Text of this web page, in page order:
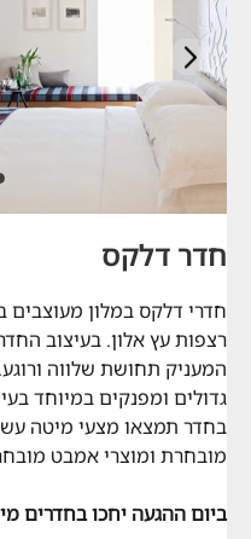
הבא
חדר דלקס
חדרי דלקס במלון מעוצבים
רצפות עץ אלון. בעיצוב
המעניק תחושת שלווה
גדולים ומפנקים במיוחד
מובחרת ומוצרי אמבט
ביום ההגעה יחכו בחדרים